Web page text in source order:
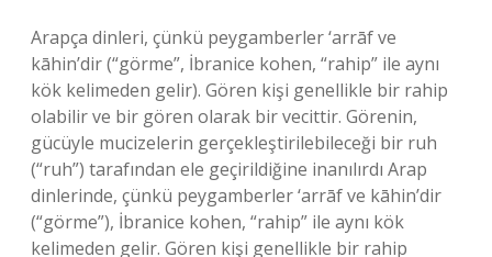
Arapça dinleri, çünkü peygamberler ‘arrāf ve
kāhin’dir (“görme”, İbranice kohen, “rahip” ile aynı
kök kelimeden gelir). Gören kişi genellikle bir rahip
olabilir ve bir gören olarak bir vecittir. Görenin,
gücüyle mucizelerin gerçekleştirilebileceği bir ruh
(“ruh”) tarafından ele geçirildiğine inanılırdı Arap
dinlerinde, çünkü peygamberler ‘arrāf ve kāhin’dir
(“görme”), İbranice kohen, “rahip” ile aynı kök
kelimeden gelir. Gören kişi genellikle bir rahip